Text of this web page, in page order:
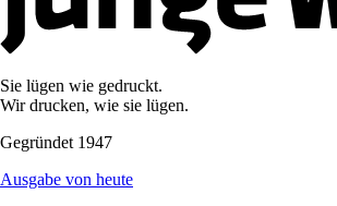
Sie lügen wie gedruckt.
Wir drucken, wie sie lügen.
Gegründet 1947
Ausgabe von heute